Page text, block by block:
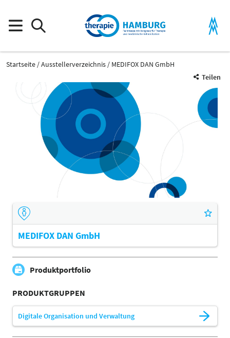
Startseite Ausstellerverzeichnis
MEDIFOX DAN GmbH
Teilen
MEDIFOX DAN GmbH
Produktportfolio
PRODUKTGRUPPEN
Digitale Organisation und Verwaltung